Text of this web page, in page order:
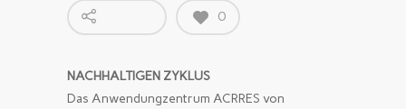
0
NACHHALTIGEN ZYKLUS
Das Anwendungzentrum ACRRES von